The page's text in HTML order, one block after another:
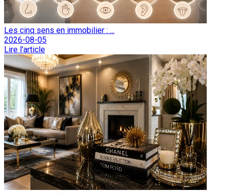
Les cinq sens en immobilier : ...
2026-08-05
Lire l'article